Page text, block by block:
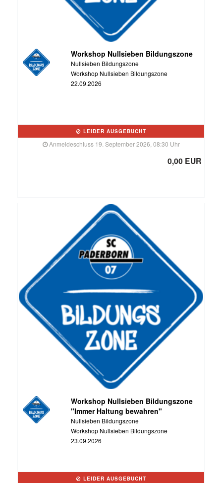
Workshop Nullsieben Bildungszone
Nullsieben Bildungszone
Workshop Nullsieben Bildungszone
22.09.2026
LEIDER AUSGEBUCHT
Anmeldeschluss 19. September 2026, 08:30 Uhr
0,00 EUR
Workshop Nullsieben Bildungszone
"Immer Haltung bewahren"
Nullsieben Bildungszone
Workshop Nullsieben Bildungszone
23.09.2026
LEIDER AUSGEBUCHT